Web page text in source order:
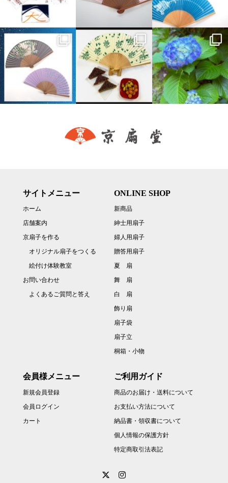
サイトメニュー
ホーム
店舗案内
京扇子を作る
オリジナル扇子をつくる
絵付け体験教室
お問い合わせ
よくあるご質問と答え
ONLINE SHOP
新商品
紳士用扇子
婦人用扇子
贈答用扇子
夏 扇
舞 扇
白 扇
飾り扇
扇子袋
扇子立
桐箱・小物
会員様メニュー
新規会員登録
会員ログイン
カート
ご利用ガイド
商品のお届け・送料について
お支払い方法について
納品書・領収書について
個人情報の保護方針
特定商取引法表記